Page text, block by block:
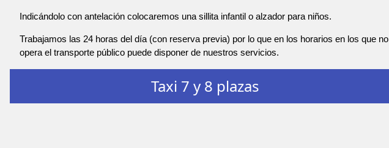
Indicándolo con antelación colocaremos una sillita infantil o alzador para niños.
Trabajamos las 24 horas del día (con reserva previa) por lo que en los horarios en los que no
opera el transporte público puede disponer de nuestros servicios.
Taxi 7 y 8 plazas